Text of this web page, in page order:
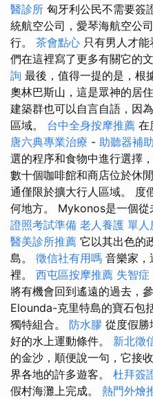
醫診所 匈牙利公民不需要簽
統航空公司，愛琴海航空公
行。 茶會點心 只有男人才能
們在這裡寫了更多有關它的
詢 最後，值得一提的是，根
奧林巴斯山，這是眾神的居
建築群也可以自言自語，因
區域。 台中全身按摩推薦 在
唐六典專業治療 - 助聽器補助
選的程序和食物中進行選擇
數十個咖啡館和商店位於休
通僅限於擴大行人區域。 度
何地方。 Mykonos是一個從
證照考試準備 老人養護 單人
醫美診所推薦 它以其出色的
島。 徵信社有用嗎 音樂家，
裡。 西屯區按摩推薦 失智症
將有機會回到遙遠的過去，
Elounda-克里特島的寶石包
獨特組合。 防水膠 從度假勝
好的水上運動條件。 新北徵
的金沙，順便說一句，它接
界各地的許多遊客。 杜拜簽
假村海灘上完成。 熱門外燴